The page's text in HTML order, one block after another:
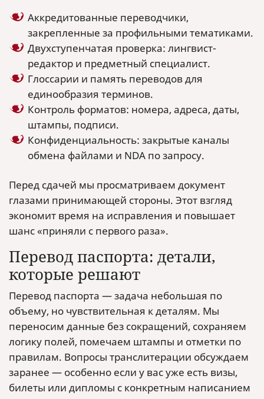
Аккредитованные переводчики,
закрепленные за профильными тематиками.
Двухступенчатая проверка: лингвист-
редактор и предметный специалист.
Глоссарии и память переводов для
единообразия терминов.
Контроль форматов: номера, адреса, даты,
штампы, подписи.
Конфиденциальность: закрытые каналы
обмена файлами и NDA по запросу.
Перед сдачей мы просматриваем документ
глазами принимающей стороны. Этот взгляд
экономит время на исправления и повышает
шанс «приняли с первого раза».
Перевод паспорта: детали,
которые решают
Перевод паспорта — задача небольшая по
объему, но чувствительная к деталям. Мы
переносим данные без сокращений, сохраняем
логику полей, помечаем штампы и отметки по
правилам. Вопросы транслитерации обсуждаем
заранее — особенно если у вас уже есть визы,
билеты или дипломы с конкретным написанием